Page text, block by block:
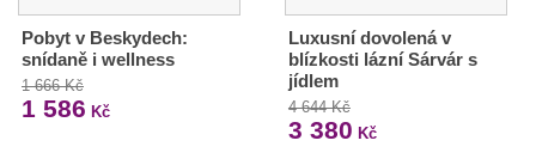
Pobyt v Beskydech:
snídaně i wellness
1 666 Kč
1 586 Kč
Luxusní dovolená v
blízkosti lázní Sárvár s
jídlem
4 644 Kč
3 380 Kč